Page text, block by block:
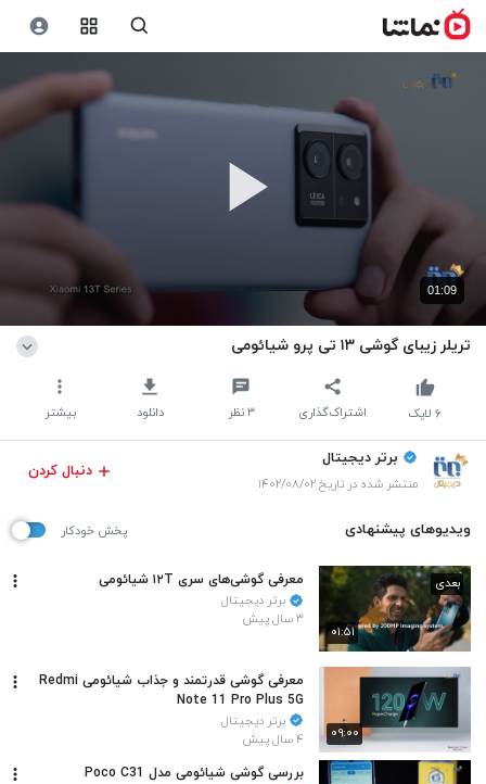
01:09
تریلر زیبای گوشی ۱۳ تی پرو شیائومی
اشتراک‌گذاری ۳ نظر دانلود بیشتر ۶ لایک
برتر دیجیتال
منتشر شده در تاریخ ۱۴۰۲/۰۸/۰۲
دنبال کردن
ویدیوهای پیشنهادی پخش خودکار
۰۱:۵۱
بعدی معرفی گوشی‌های سری ۱۲T شیائومی
برتر دیجیتال
۳ سال پیش
۰۹:۰۰
معرفی گوشی قدرتمند و جذاب شیائومی Redmi
Note 11 Pro Plus 5G
برتر دیجیتال
۴ سال پیش
بررسی گوشی شیائومی مدل Poco C31